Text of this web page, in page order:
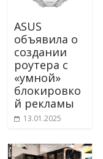
ASUS
объявила о
создании
роутера с
«умной»
блокировко
й рекламы
13.01.2025